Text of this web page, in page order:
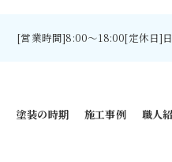
[営業時間]8:00～18:00[定休日]
塗装の時期 施工事例 職人